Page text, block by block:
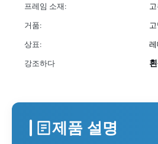
프레임 소재:
거품:
상표:
강조하다
제품 설명